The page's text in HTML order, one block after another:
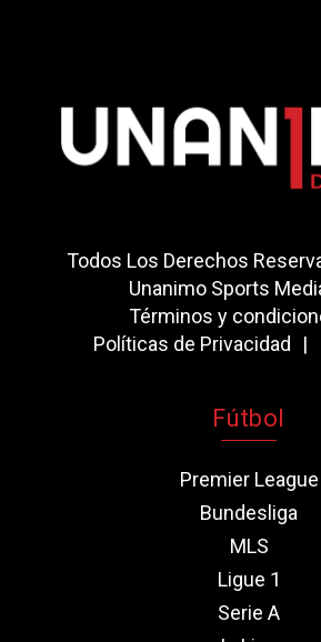
Todos Los Derechos
Unanimo Sports
Términos y
Políticas de Privacidad
Fútbol
Premier League
Bundesliga
MLS
Ligue 1
Serie A